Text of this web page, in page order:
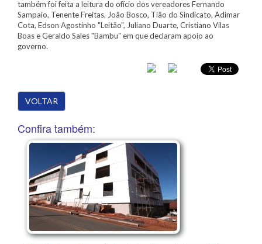
também foi feita a leitura do ofício dos vereadores Fernando
Sampaio, Tenente Freitas, João Bosco, Tião do Sindicato, Adimar
Cota, Edson Agostinho "Leitão", Juliano Duarte, Cristiano Vilas
Boas e Geraldo Sales "Bambu" em que declaram apoio ao
governo.
VOLTAR
Confira também: